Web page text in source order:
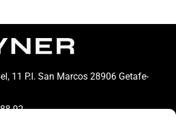
11 P.I. San Marcos 28906 Getafe-
92